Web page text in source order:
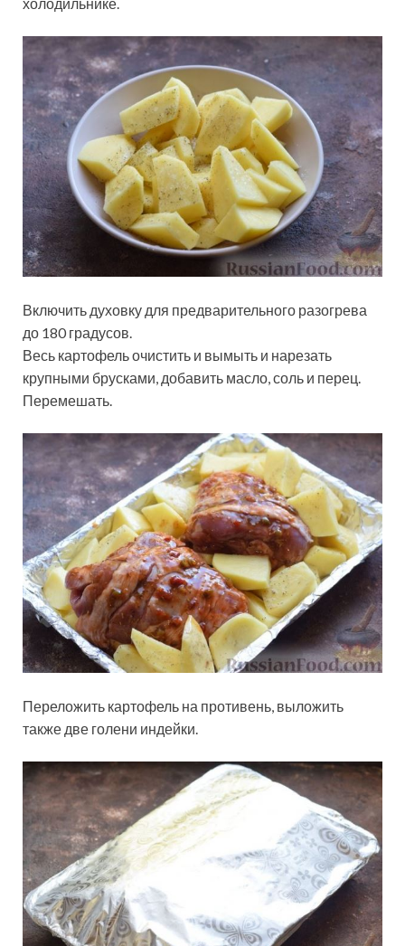
холодильнике.
Включить духовку для предварительного разогрева
до 180 градусов.
Весь картофель очистить и вымыть и нарезать
крупными брусками, добавить масло, соль и перец.
Перемешать.
Переложить картофель на противень, выложить
также две голени индейки.